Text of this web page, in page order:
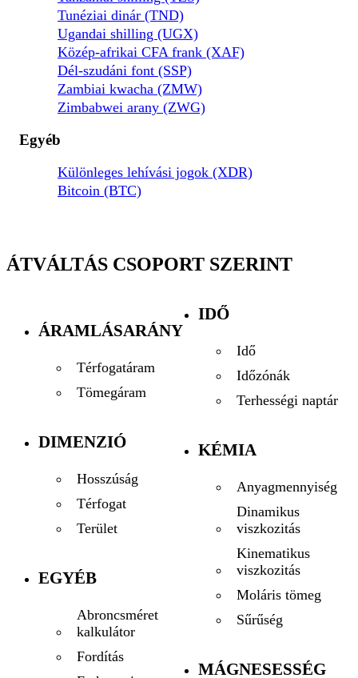
Tunéziai dinár (TND)
Ugandai shilling (UGX)
Közép-afrikai CFA frank (XAF)
Dél-szudáni font (SSP)
Zambiai kwacha (ZMW)
Zimbabwei arany (ZWG)
Egyéb
Különleges lehívási jogok (XDR)
Bitcoin (BTC)
ÁTVÁLTÁS CSOPORT SZERINT
ÁRAMLÁSARÁNY
Térfogatáram
Tömegáram
DIMENZIÓ
Hosszúság
Térfogat
Terület
EGYÉB
Abroncsméret
kalkulátor
Fordítás
IDŐ
Idő
Időzónák
Terhességi naptár
KÉMIA
Anyagmennyiség
Dinamikus
viszkozitás
Kinematikus
viszkozitás
Moláris tömeg
Sűrűség
MÁGNESESSÉG